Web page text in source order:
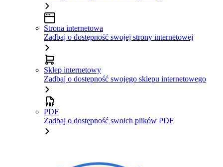
Strona internetowa
Zadbaj o dostępność swojej strony internetowej
Sklep internetowy
Zadbaj o dostępność swojego sklepu internetowego
PDF
Zadbaj o dostępność swoich plików PDF